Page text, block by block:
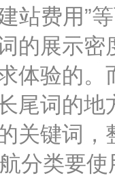
站费用”
的展示
体验的
尾词的
关键词
分类要使